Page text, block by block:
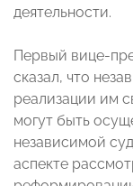
деятельности.
Первый вице-
сказал, что
реализации им
могут быть
независимой
аспекте